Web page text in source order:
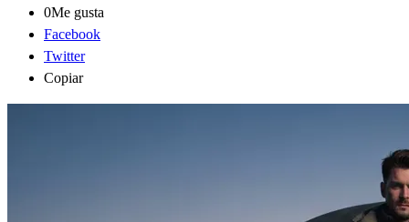
0Me gusta
Facebook
Twitter
Copiar